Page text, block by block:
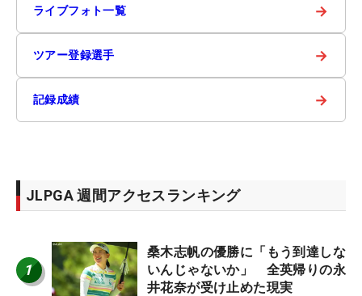
ライブフォト一覧 →
ツアー登録選手 →
記録成績 →
JLPGA 週間アクセスランキング
1
桑木志帆の優勝に「もう到達しな
いんじゃないか」 全英帰りの永
井花奈が受け止めた現実